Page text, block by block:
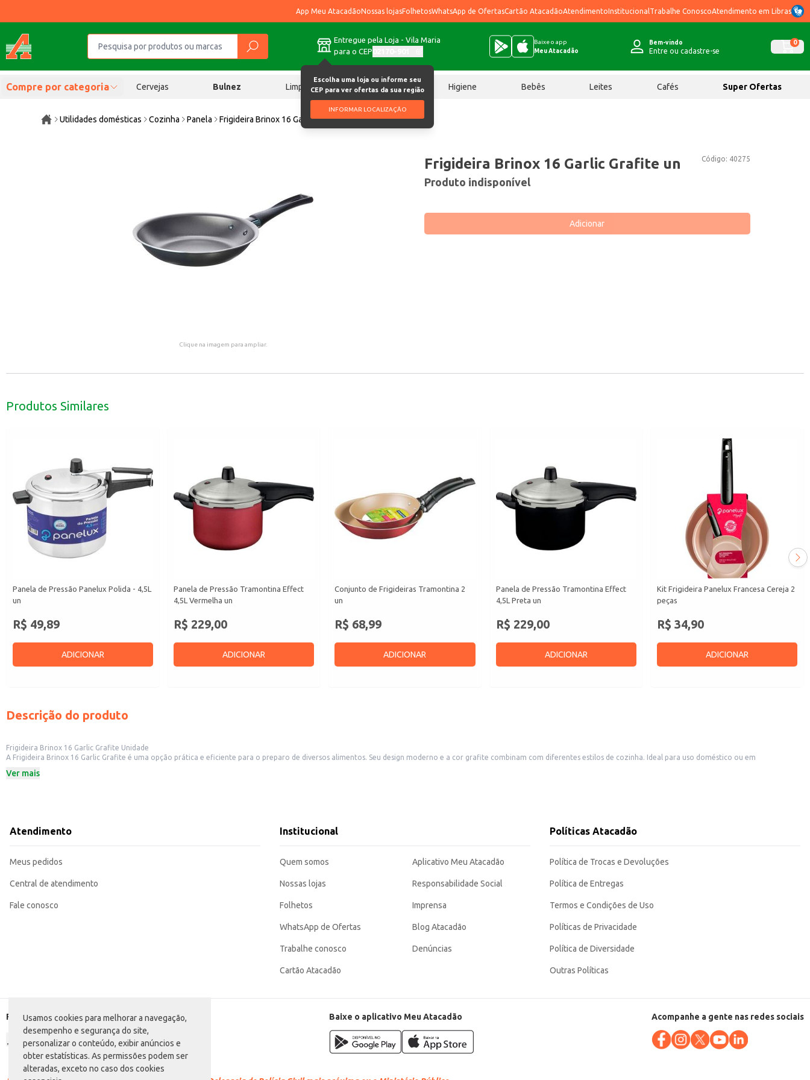
Usamos cookies para melhorar a navegação,
desempenho e segurança do site,
personalizar o conteúdo, exibir anúncios e
obter estatísticas. As permissões podem ser
alteradas, exceto no caso dos cookies
App Meu AtacadãoNossas lojasFolhetosWhatsApp de OfertasCartão AtacadãoAtendimentoInstitucional Trabalhe ConoscoAtendimento em Libras
Entregue pela Loja - Vila Maria
para o CEP
Escolha uma loja ou informe seu
CEP para ver ofertas da sua região
INFORMAR LOCALIZAÇÃO
Baixe o app
Meu Atacadão
Bem-vindo
Entre ou cadastre-se
0
Compre por categoria Cervejas Bulnez Limpeza Chocolates Higiene Bebês Leites Cafés Super Ofertas
Utilidades domésticas Cozinha Panela Frigideira Brinox 16 Garlic Grafite un
Clique na imagem para ampliar.
Código: 40275
Frigideira Brinox 16 Garlic Grafite un
Produto indisponível
Adicionar
Produtos Similares
Panela de Pressão Panelux Polida - 4,5L
un
R$ 49,89
ADICIONAR
Panela de Pressão Tramontina Effect
4,5L Vermelha un
R$ 229,00
ADICIONAR
Conjunto de Frigideiras Tramontina 2
un
R$ 68,99
ADICIONAR
Panela de Pressão Tramontina Effect
4,5L Preta un
R$ 229,00
ADICIONAR
Kit Frigideira Panelux Francesa Cereja 2
peças
R$ 34,90
ADICIONAR
Descrição do produto
Frigideira Brinox 16 Garlic Grafite Unidade
A Frigideira Brinox 16 Garlic Grafite é uma opção prática e eficiente para o preparo de diversos alimentos. Seu design moderno e a cor grafite combinam com diferentes estilos de cozinha. Ideal para uso doméstico ou em
Marca: Brinox
Perfeita para refogar legumes e carnes.
Recomendada para uso em fogões a gás, elétrico e vitrocerâmico.
Ver mais
Atendimento
Meus pedidos
Central de atendimento
Fale conosco
Institucional
Quem somos
Nossas lojas
Folhetos
WhatsApp de Ofertas
Trabalhe conosco
Cartão Atacadão
Aplicativo Meu Atacadão
Responsabilidade Social
Imprensa
Blog Atacadão
Denúncias
Políticas Atacadão
Política de Trocas e Devoluções
Política de Entregas
Termos e Condições de Uso
Políticas de Privacidade
Política de Diversidade
Outras Políticas
Formas de pagamento Baixe o aplicativo Meu Atacadão Acompanhe a gente nas redes sociais